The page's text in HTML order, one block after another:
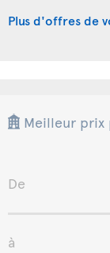
Plus d'offres de
Meilleur
De
à